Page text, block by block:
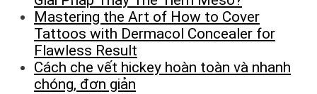
Mastering the Art of How to Cover
Tattoos with Dermacol Concealer for
Flawless Result
Cách che vết hickey hoàn toàn và nhanh
chóng, đơn giản